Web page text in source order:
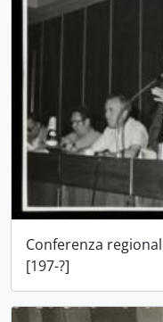
Conferenza
[197-?]